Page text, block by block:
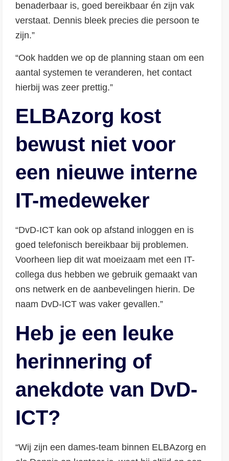
benaderbaar is, goed bereikbaar én zijn vak
verstaat. Dennis bleek precies die persoon te
zijn.”
“Ook hadden we op de planning staan om een
aantal systemen te veranderen, het contact
hierbij was zeer prettig.”
ELBAzorg kost
bewust niet voor
een nieuwe interne
IT-medeweker
“DvD-ICT kan ook op afstand inloggen en is
goed telefonisch bereikbaar bij problemen.
Voorheen liep dit wat moeizaam met een IT-
collega dus hebben we gebruik gemaakt van
ons netwerk en de aanbevelingen hierin. De
naam DvD-ICT was vaker gevallen.”
Heb je een leuke
herinnering of
anekdote van DvD-
ICT?
“Wij zijn een dames-team binnen ELBAzorg en